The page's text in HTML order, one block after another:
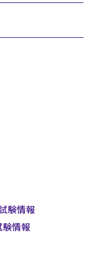
験情報
験情報